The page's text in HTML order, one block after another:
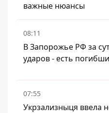
важные нюансы
08:11
В Запорожье РФ за
ударов - есть
07:55
Укрзализныця ввела